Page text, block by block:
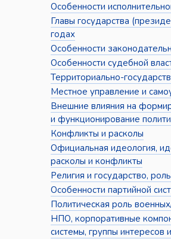
Особенности
Главы государства
годах
Особенности
Особенности судебной
Территориально-
Местное управление и
Внешние влияния на
и функционирование
Конфликты и расколы
Официальная идеология,
расколы и конфликты
Религия и государство,
Особенности партийной
Политическая роль
НПО, корпоративные
системы, группы интересов